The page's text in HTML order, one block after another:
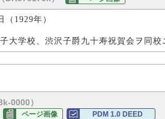
（1929年）
大学校、渋沢子爵九十寿祝賀会ヲ同
0000）
ページ画像 PDM 1.0 DEED